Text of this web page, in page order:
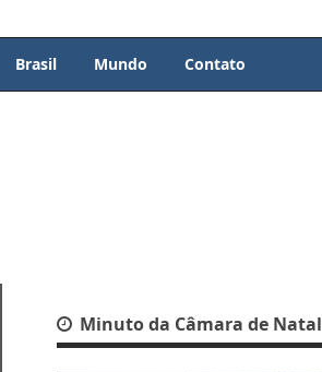
Brasil Mundo Contato
Minuto da Câmara de Natal